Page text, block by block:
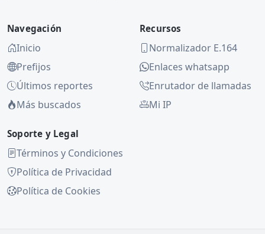
Navegación
Inicio
Prefijos
Últimos reportes
Más buscados
Recursos
Normalizador E.164
Enlaces whatsapp
Enrutador de llamadas
Mi IP
Soporte y Legal
Términos y Condiciones
Política de Privacidad
Política de Cookies